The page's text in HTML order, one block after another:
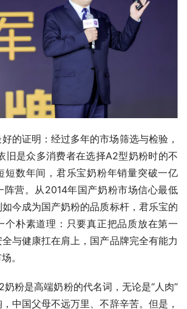
的证明：经过多年的市场筛选与检验，
旧是众多消费者在选择A2型奶粉时的不
短数年间，君乐宝奶粉年销量突破一亿
阵营。从2014年国产奶粉市场信心最低
今成为国产奶粉的品质标杆，君乐宝的
个朴素道理：只要真正把品质放在第一
与健康扛在肩上，国产品牌完全有能力
。
奶粉是高端奶粉的代名词，无论是“人肉”
中国父母不远万里、不辞辛苦。但是，